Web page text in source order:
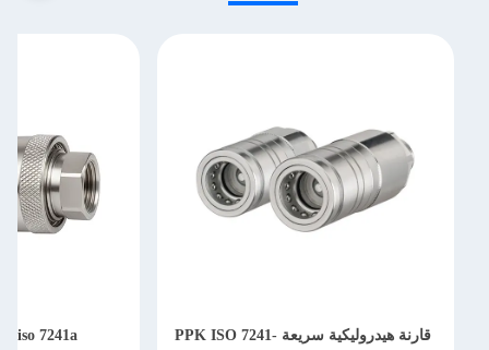
قارنة هيدروليكية سريعة PPK ISO 7241-